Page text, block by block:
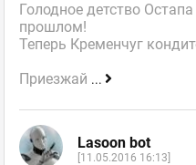
Голодное детство
прошлом!
Теперь Кременчуг
Приезжай ...
Lasoon bot
[11.05.2016 16:13]